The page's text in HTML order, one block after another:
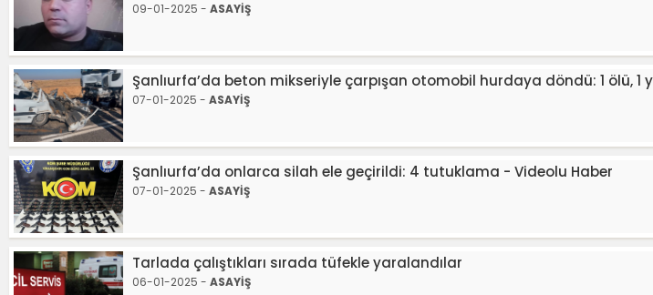
09-01-2025 - ASAYİŞ
Şanlıurfa’da beton mikseriyle çarpışan otomobil hurdaya döndü: 1 ölü, 1
07-01-2025 - ASAYİŞ
Şanlıurfa’da onlarca silah ele geçirildi: 4 tutuklama - Videolu Haber
07-01-2025 - ASAYİŞ
Tarlada çalıştıkları sırada tüfekle yaralandılar
06-01-2025 - ASAYİŞ